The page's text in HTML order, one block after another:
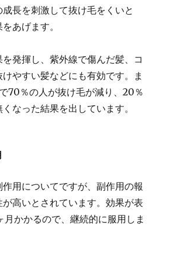
長を刺激して抜け毛をくいと
あげます。
発揮し、紫外線で傷んだ髪、コ
やすい髪などにも有効です。ま
70％の人が抜け毛が減り、20％
なった結果を出しています。
用についてですが、副作用の報
が高いとされています。効果が表
月かかるので、継続的に服用しま